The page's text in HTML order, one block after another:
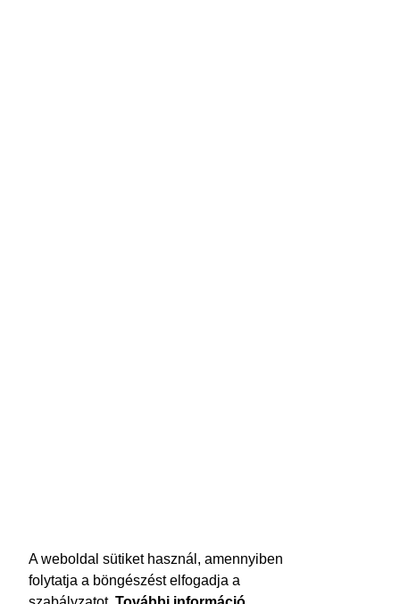
A weboldal sütiket használ, amennyiben
folytatja a böngészést elfogadja a